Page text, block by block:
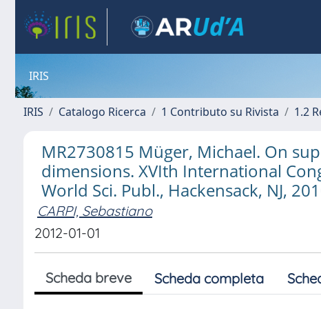
IRIS
IRIS Catalogo Ricerca 1 Contributo su Rivista 1.2
MR2730815 Müger, Michael. On
dimensions. XVIth International
World Sci. Publ., Hackensack, NJ,
CARPI, Sebastiano
2012-01-01
Scheda breve Scheda completa